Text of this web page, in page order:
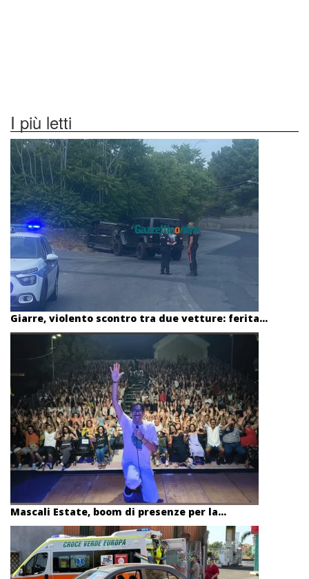
I più letti
Giarre, violento scontro tra due vetture: ferita...
Mascali Estate, boom di presenze per la...